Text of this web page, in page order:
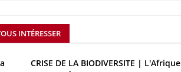
INTÉRESSER
CRISE DE LA BIODIVERSITE | L'Afrique